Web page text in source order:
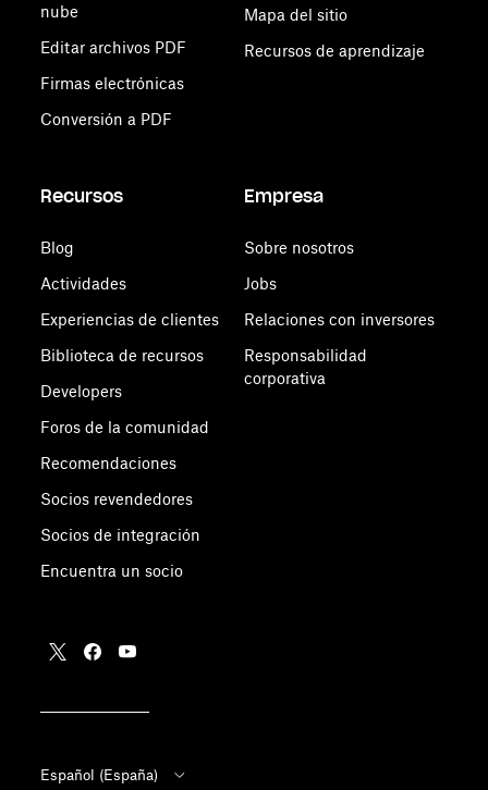
nube
Editar archivos PDF
Firmas electrónicas
Conversión a PDF
Mapa del sitio
Recursos de aprendizaje
Recursos
Blog
Actividades
Experiencias de clientes
Biblioteca de recursos
Developers
Foros de la comunidad
Recomendaciones
Socios revendedores
Socios de integración
Encuentra un socio
Empresa
Sobre nosotros
Jobs
Relaciones con inversores
Responsabilidad
corporativa
Español (España)